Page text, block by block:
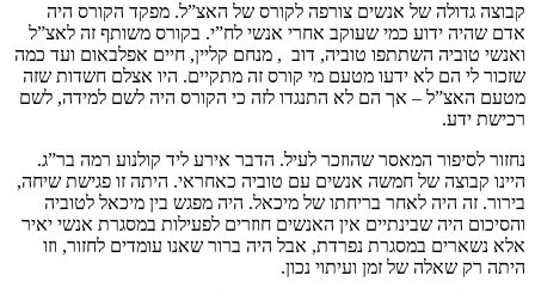
קבוצה גדולה של אנשים צורפה לקורס של האצ”ל. מפקד הקורס היה
אדם שהיה ידוע כמי שעוקב אחרי אנשי לח”י. בקורס משותף זה לאצ”ל
ואנשי טוביה השתתפו טוביה, דוב , מנחם קליין, חיים אפלבאום ועד כמה
שזכור לי הם לא ידעו מטעם מי קורס זה מתקיים. היו אצלם חשדות שזה
מטעם האצ”ל – אך הם לא התנגדו לזה כי הקורס היה לשם למידה, לשם
רכישת ידע.
נחזור לסיפור המאסר שהוזכר לעיל. הדבר אירע ליד קולנוע רמה בר”ג.
היינו קבוצה של חמשה אנשים עם טוביה כאחראי. היתה זו פגישת שיחה,
בירור. זה היה לאחר בריחתו של מיכאל. היה מפגש בין מיכאל לטוביה
והסיכום היה שבינתיים אין האנשים חוזרים לפעילות במסגרת אנשי יאיר
אלא נשארים במסגרת נפרדת, אבל היה ברור שאנו עומדים לחזור, וזו
היתה רק שאלה של זמן ועיתוי נכון.